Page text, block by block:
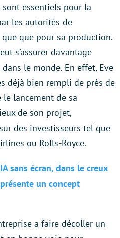
sont essentiels pour la
les autorités de
que pour sa production.
s’assurer davantage
le monde. En effet, Eve
déjà bien rempli de près de
lancement de sa
de son projet,
des investisseurs tel que
ou Rolls-Royce.
sans écran, dans le creux
un concept
a faire décoller un